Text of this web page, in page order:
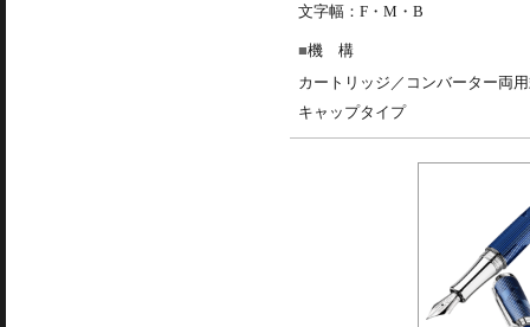
文字幅：F・M・B
機 構
カートリッジ／コンバーター両
キャップタイプ